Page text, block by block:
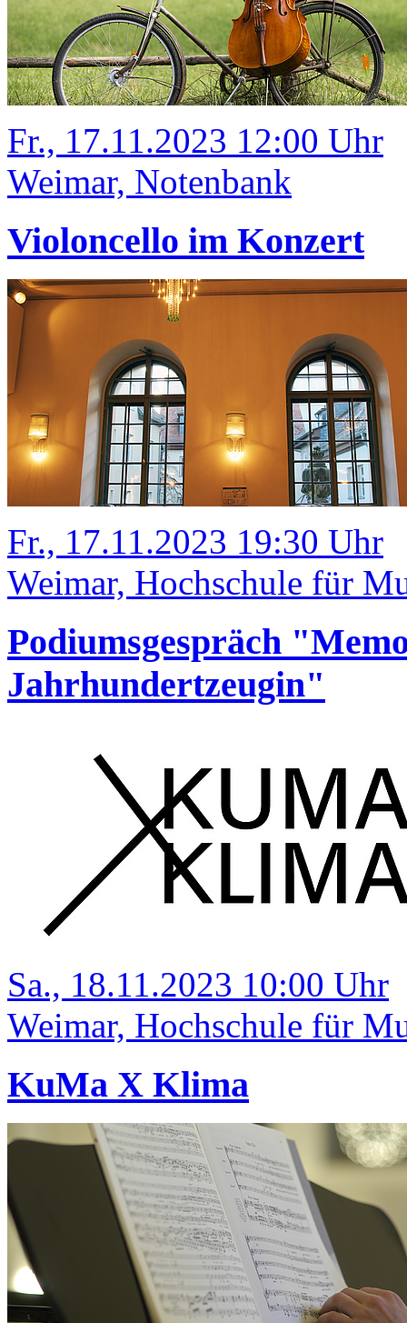
Fr., 17.11.2023 12:00 Uhr
Weimar, Notenbank
Violoncello im Konzert
Fr., 17.11.2023 19:30 Uhr
Weimar, Hochschule für
Podiumsgespräch
Jahrhundertzeugin"
Sa., 18.11.2023 10:00 Uhr
Weimar, Hochschule für
KuMa X Klima